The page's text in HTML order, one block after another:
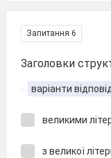
Запитання 6
Заголовки
варіанти
великими
з великої